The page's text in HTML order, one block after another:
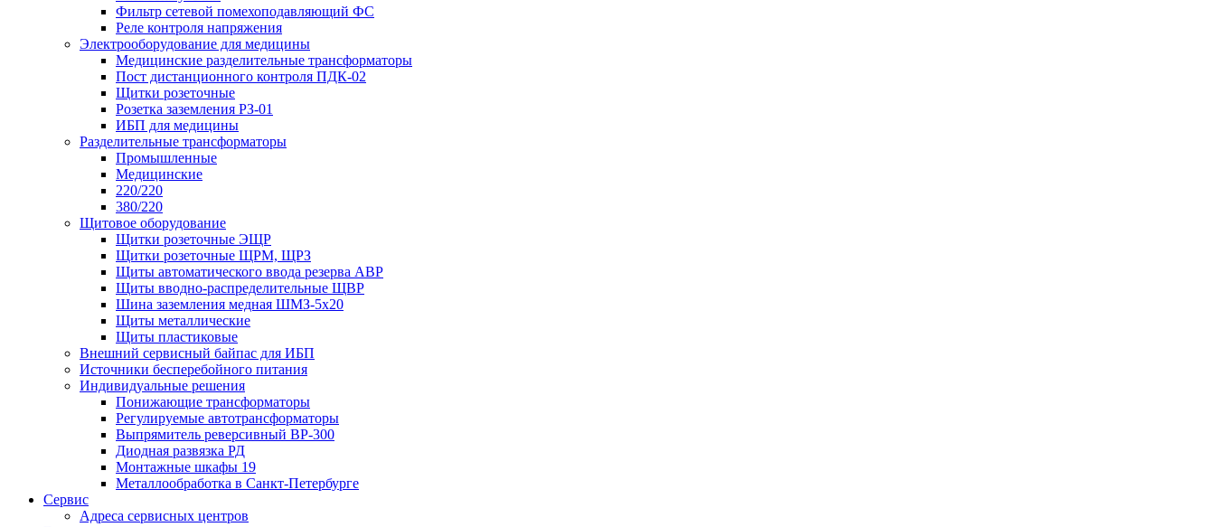
Фильтр сетевой помехоподавляющий ФС
Реле контроля напряжения
Электрооборудование для медицины
Медицинские разделительные трансформаторы
Пост дистанционного контроля ПДК-02
Щитки розеточные
Розетка заземления РЗ-01
ИБП для медицины
Разделительные трансформаторы
Промышленные
Медицинские
220/220
380/220
Щитовое оборудование
Щитки розеточные ЭЩР
Щитки розеточные ЩРМ, ЩРЗ
Щиты автоматического ввода резерва АВР
Щиты вводно-распределительные ЩВР
Шина заземления медная ШМЗ-5х20
Щиты металлические
Щиты пластиковые
Внешний сервисный байпас для ИБП
Источники бесперебойного питания
Индивидуальные решения
Понижающие трансформаторы
Регулируемые автотрансформаторы
Выпрямитель реверсивный ВР-300
Диодная развязка РД
Монтажные шкафы 19
Металлообработка в Санкт-Петербурге
Сервис
Адреса сервисных центров